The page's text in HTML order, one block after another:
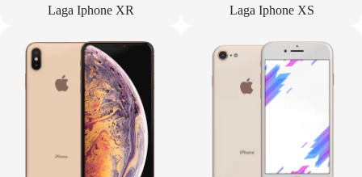
Laga Iphone XR Laga Iphone XS